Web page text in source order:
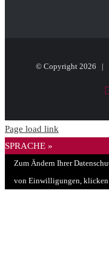
© Copyright 2026 |
Page load link
SPRACHE »
Zum Ändern Ihrer
von Einwilligungen, klicken